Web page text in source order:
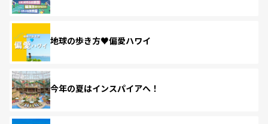
地球の歩き方♥偏愛ハワイ
今年の夏はインスパイアへ！